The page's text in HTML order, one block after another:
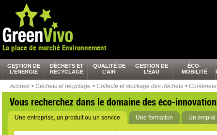
La place de marché Environnement
GESTION DE
L’ÉNERGIE
DÉCHETS ET
RECYCLAGE
QUALITÉ DE
L’AIR
GESTION DE
L’EAU
ÉCO-
MOBILITÉ
Accueil > Déchets et recyclage > Collecte et stockage des déchets >
Vous recherchez dans le domaine des éco-
Une entreprise, un produit ou un service Une formation Un emploi